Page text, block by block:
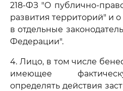
218-ФЗ "О публично-
развития территорий" и
в отдельные
Федерации".
4. Лицо, в том числе
имеющее
определять действия